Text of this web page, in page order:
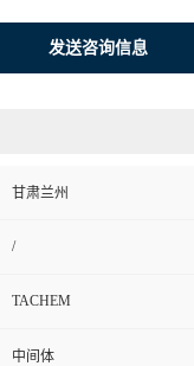
发送咨询信息
甘肃兰州
/
TACHEM
中间体